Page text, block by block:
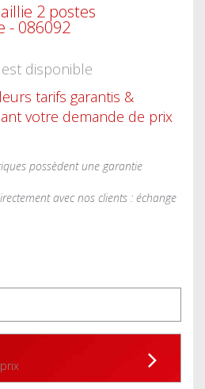
2 postes
- 086092
est disponible
tarifs garantis &
votre demande de prix
possèdent une garantie
avec nos clients : échange